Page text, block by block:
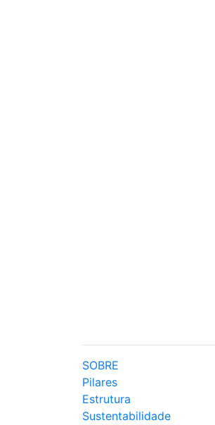
SOBRE
Pilares
Estrutura
Sustentabilidade